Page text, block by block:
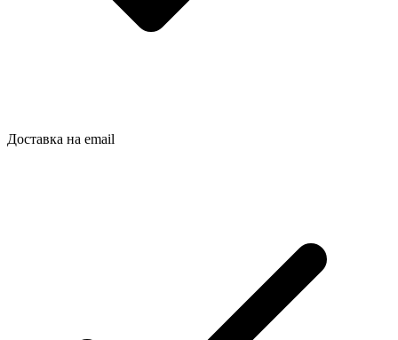
Доставка на email